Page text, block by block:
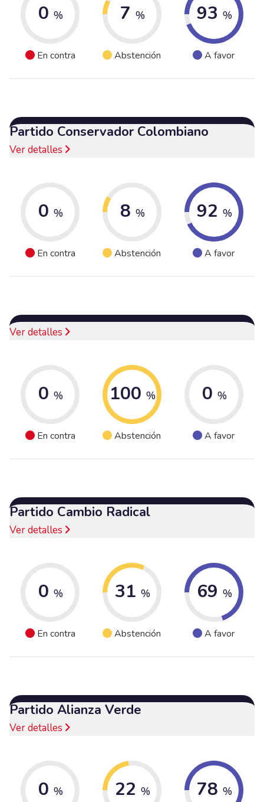
0 %
En contra
7 %
Abstención
93 %
A favor
Partido Conservador Colombiano
Ver detalles
0 %
En contra
8 %
Abstención
92 %
A favor
Ver detalles
0 %
En contra
100 %
Abstención
0 %
A favor
Partido Cambio Radical
Ver detalles
0 %
En contra
31 %
Abstención
69 %
A favor
Partido Alianza Verde
Ver detalles
0 % 22 % 78 %